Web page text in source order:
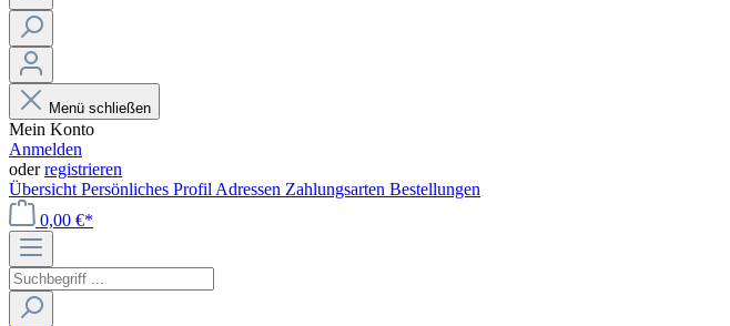
Menü schließen
Mein Konto
Anmelden
oderregistrieren
Übersicht Persönliches Profil Adressen Zahlungsarten Bestellungen
0,00 €*